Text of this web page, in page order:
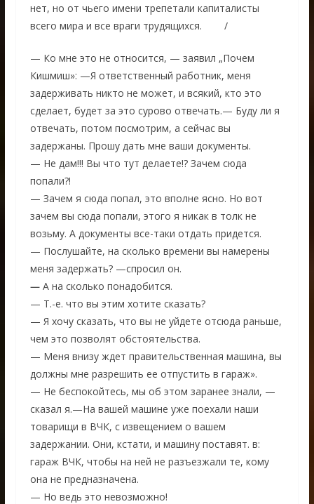
нет, но от чьего имени трепетали капиталисты
всего мира и все враги трудящихся. /
— Ко мне это не относится, — заявил „Почем
Кишмиш»: —Я ответственный работник, меня
задерживать никто не может, и всякий, кто это
сделает, будет за это сурово отвечать.— Буду ли я
отвечать, потом посмотрим, а сейчас вы
задержаны. Прошу дать мне ваши документы.
— Не дам!!! Вы что тут делаете!? Зачем сюда
попали?!
— Зачем я сюда попал, это вполне ясно. Но вот
зачем вы сюда попали, этого я никак в толк не
возьму. А документы все-таки отдать придется.
— Послушайте, на сколько времени вы намерены
меня задержать? —спросил он.
— А на сколько понадобится.
— Т.-е. что вы этим хотите сказать?
— Я хочу сказать, что вы не уйдете отсюда раньше,
чем это позволят обстоятельства.
— Меня внизу ждет правительственная машина, вы
должны мне разрешить ее отпустить в гараж».
— Не беспокойтесь, мы об этом заранее знали, —
сказал я.—На вашей машине уже поехали наши
товарищи в ВЧК, с извещением о вашем
задержании. Они, кстати, и машину поставят. в:
гараж ВЧК, чтобы на ней не разъезжали те, кому
она не предназначена.
— Но ведь это невозможно!